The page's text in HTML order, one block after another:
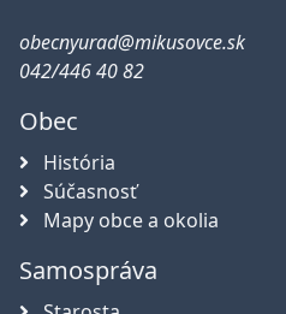
obecnyurad@mikusovce.sk
042/446 40 82
Obec
História
Súčasnosť
Mapy obce a okolia
Samospráva